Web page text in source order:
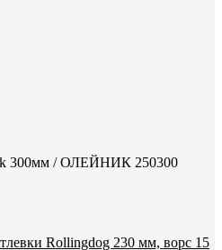
300мм / ОЛЕЙНИК 250300